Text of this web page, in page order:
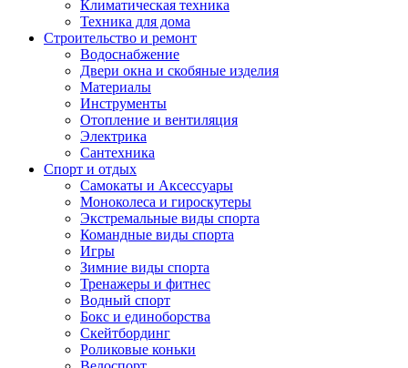
Климатическая техника
Техника для дома
Строительство и ремонт
Водоснабжение
Двери окна и скобяные изделия
Материалы
Инструменты
Отопление и вентиляция
Электрика
Сантехника
Спорт и отдых
Самокаты и Аксессуары
Моноколеса и гироскутеры
Экстремальные виды спорта
Командные виды спорта
Игры
Зимние виды спорта
Тренажеры и фитнес
Водный спорт
Бокс и единоборства
Скейтбординг
Роликовые коньки